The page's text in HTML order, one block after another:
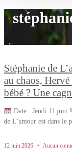
Stéphanie de
au chaos,
bébé ? Une
Date : Jeudi 11 juin
de L’amour est dans le
12 juin 2026 Aucun